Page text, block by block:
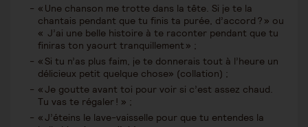
« Une chanson me trotte dans la tête. Si je te la
chantais pendant que tu finis ta purée, d’accord ? » ou
« J’ai une belle histoire à te raconter pendant que tu
finiras ton yaourt tranquillement » ;
« Si tu n’as plus faim, je te donnerais tout à l’heure un
délicieux petit quelque chose» (collation) ;
« Je goutte avant toi pour voir si c’est assez chaud.
Tu vas te régaler ! » ;
« J’éteins le lave-vaisselle pour que tu entendes la